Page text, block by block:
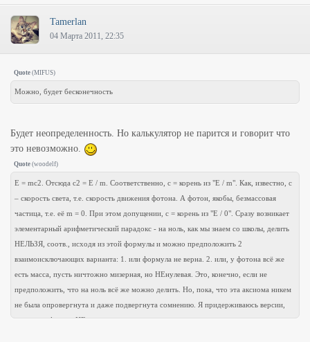
Tamerlan
04 Марта 2011, 22:35
Quote (MIFUS)
Можно, будет бесконечность
Будет неопределенность. Но калькулятор не парится и говорит что
это невозможно.
Quote (woodelf)
E = mc2. Отсюда c2 = E / m. Соответственно, c = корень из "E / m". Как, известно, c
– скорость света, т.е. скорость движения фотона. А фотон, якобы, безмассовая
частица, т.е. её m = 0. При этом допущении, c = корень из "E / 0". Сразу возникает
элементарный арифметический парадокс - на ноль, как мы знаем со школы, делить
НЕЛЬЗЯ, соотв., исходя из этой формулы и можно предположить 2
взаимоисключающих варианта: 1. или формула не верна. 2. или, у фотона всё же
есть масса, пусть ничтожно мизерная, но НЕнулевая. Это, конечно, если не
предположить, что на ноль всё же можно делить. Но, пока, что эта аксиома никем
не была опровергнута и даже подвергнута сомнению. Я придерживаюсь версии,
что масса фотона НЕнулевая, но это, в свою очередь, создает доп.трудности в и